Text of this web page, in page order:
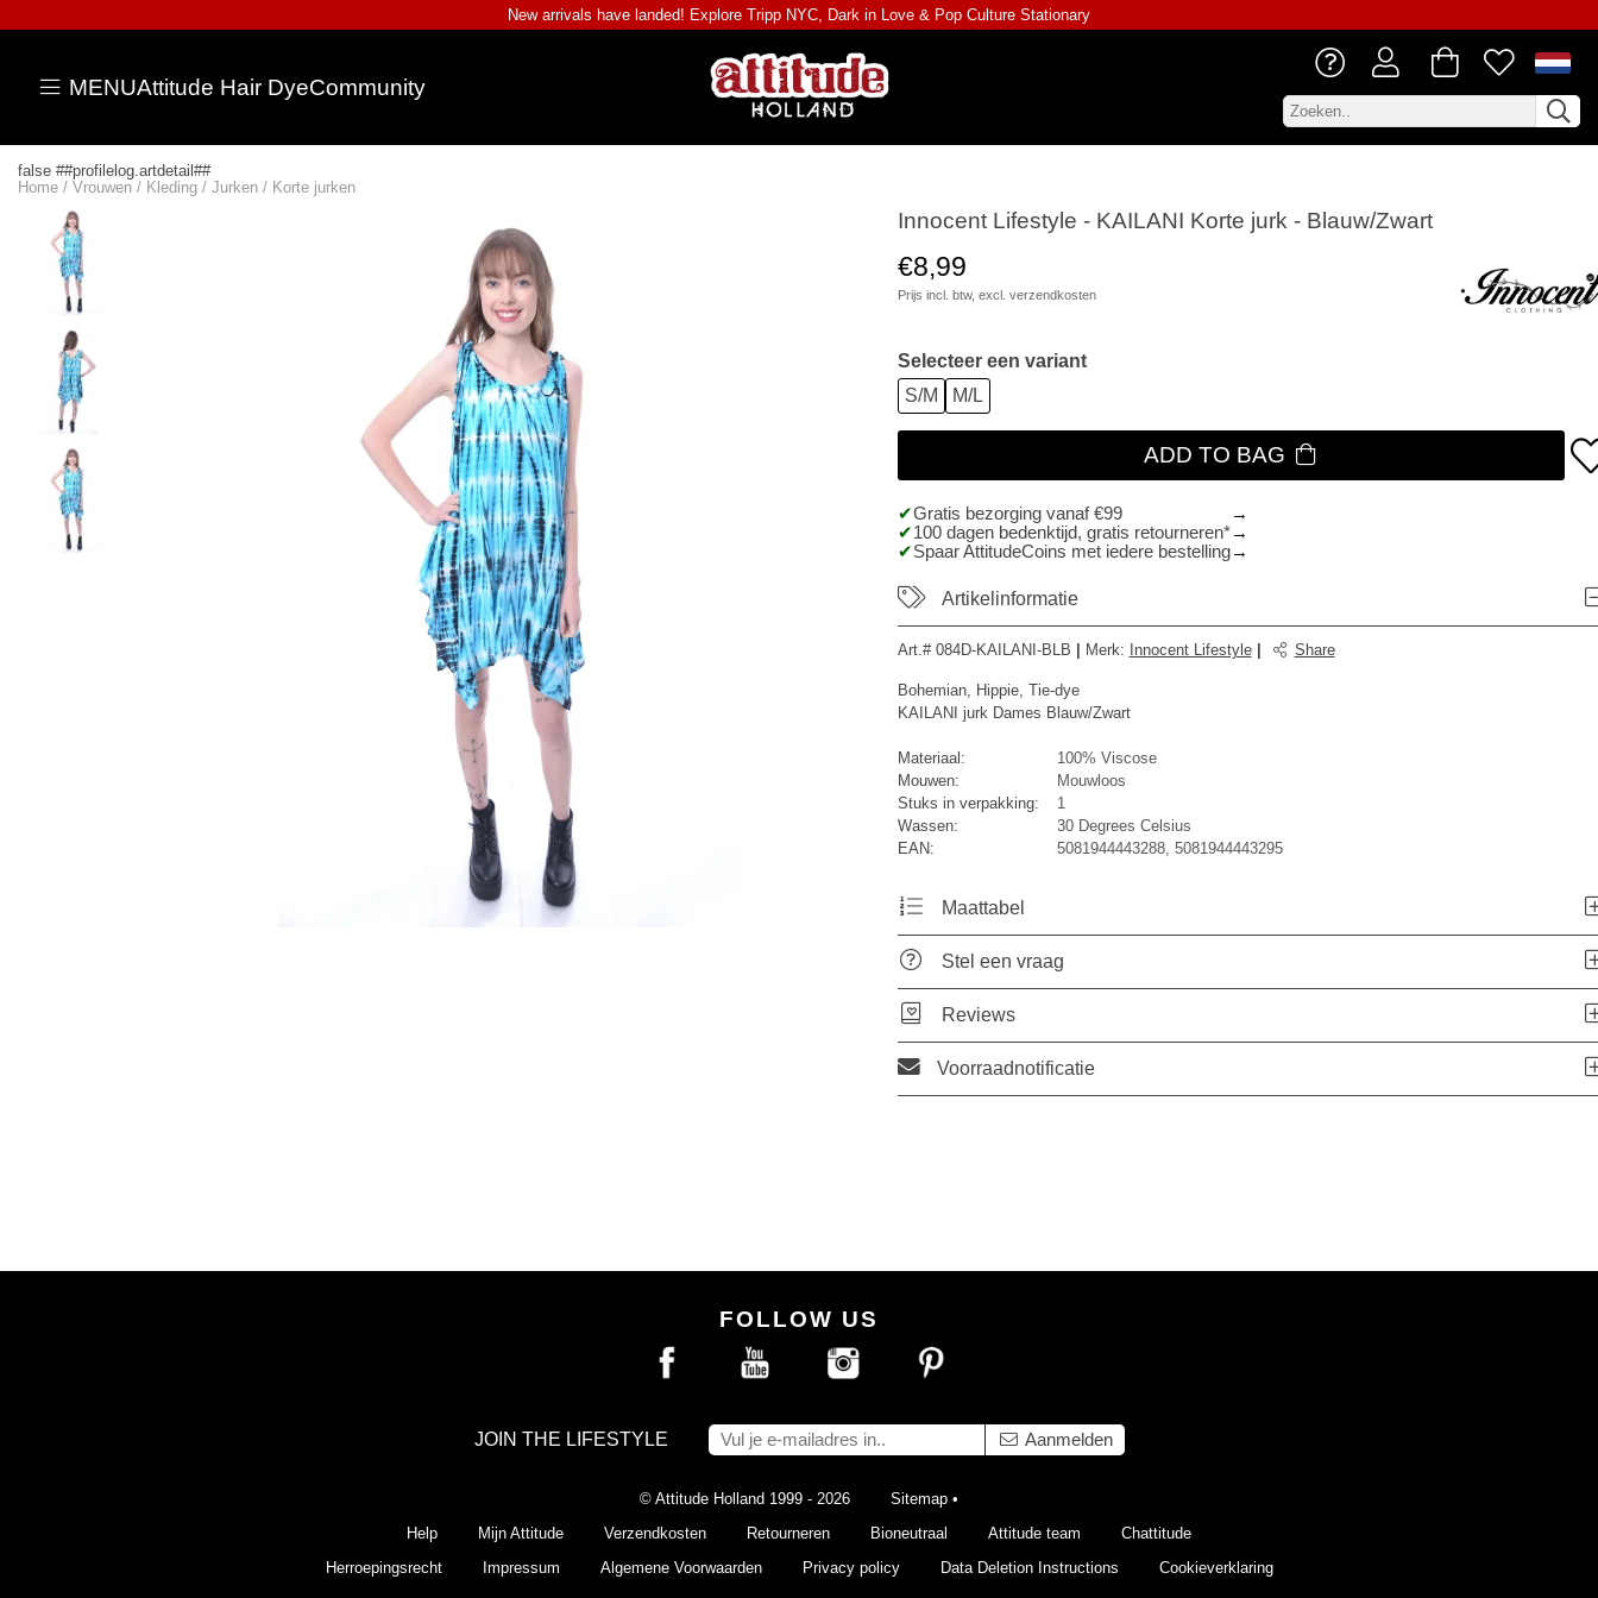
New arrivals have landed! Explore Tripp NYC, Dark in Love & Pop Culture Stationary
MENUAttitude Hair DyeCommunity
false ##profilelog.artdetail##
Home / Vrouwen / Kleding / Jurken / Korte jurken
Innocent Lifestyle - KAILANI Korte jurk - Blauw/Zwart
€8,99
Prijs incl. btw, excl. verzendkosten
Selecteer een variant
S/M
M/L
ADD TO BAG
Gratis bezorging vanaf €99
100 dagen bedenktijd, gratis retourneren*
Spaar AttitudeCoins met iedere bestelling
Artikelinformatie
Art.# 084D-KAILANI-BLB Merk: Innocent Lifestyle Share
Bohemian, Hippie, Tie-dye
KAILANI jurk Dames Blauw/Zwart
Materiaal:
100% Viscose
Mouwen:
Mouwloos
Stuks in verpakking:
1
Wassen:
30 Degrees Celsius
EAN:
5081944443288, 5081944443295
Maattabel
Stel een vraag
Reviews
Voorraadnotificatie
FOLLOW US
JOIN THE LIFESTYLE Aanmelden
© Attitude Holland 1999 - 2026 Sitemap •
Help
Mijn Attitude Verzendkosten Retourneren Bioneutraal Attitude team
Chattitude
Herroepingsrecht
Impressum Algemene Voorwaarden Privacy policy Data Deletion Instructions Cookieverklaring